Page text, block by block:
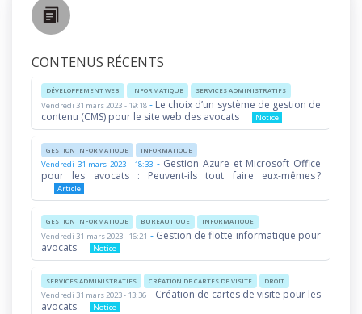
CONTENUS RÉCENTS
DÉVELOPPEMENT WEB INFORMATIQUE SERVICES ADMINISTRATIFS
Vendredi 31 mars 2023 - 19:18- Le choix d’un système de gestion de
contenu (CMS) pour le site web des avocats
Notice
GESTION INFORMATIQUE INFORMATIQUE
Vendredi 31 mars 2023 - 18:33 - Gestion Azure et Microsoft Office
pour les avocats : Peuvent-ils tout faire eux-mêmes ?
Article
GESTION INFORMATIQUE BUREAUTIQUE INFORMATIQUE
Vendredi 31 mars 2023 - 16:21 - Gestion de flotte informatique pour
avocats
Notice
SERVICES ADMINISTRATIFS CRÉATION DE CARTES DE VISITE DROIT
Vendredi 31 mars 2023 - 13:36 - Création de cartes de visite pour les
avocats
Notice